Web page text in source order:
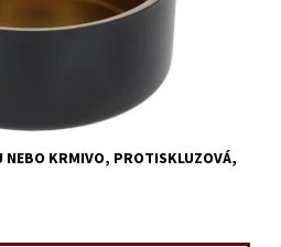
NEBO KRMIVO, PROTISKLUZOVÁ,